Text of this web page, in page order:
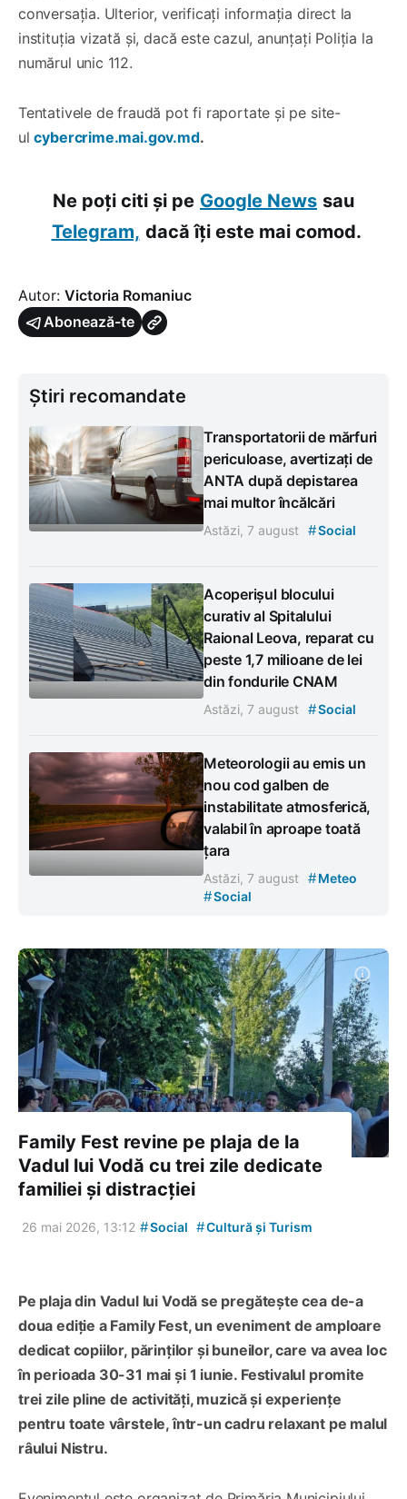
conversația. Ulterior, verificați informația direct la
instituția vizată și, dacă este cazul, anunțați Poliția la
numărul unic 112.
Tentativele de fraudă pot fi raportate și pe site-
ulcybercrime.mai.gov.md.
Ne poți citi și pe Google News sau
Telegram, dacă îți este mai comod.
Autor: Victoria Romaniuc
Abonează-te
Știri recomandate
Transportatorii de mărfuri
periculoase, avertizați de
ANTA după depistarea
mai multor încălcări
Astăzi, 7 august #Social
Acoperișul blocului
curativ al Spitalului
Raional Leova, reparat cu
peste 1,7 milioane de lei
din fondurile CNAM
Astăzi, 7 august #Social
Meteorologii au emis un
nou cod galben de
instabilitate atmosferică,
valabil în aproape toată
țara
Astăzi, 7 august #Meteo
#Social
Family Fest revine pe plaja de la
Vadul lui Vodă cu trei zile dedicate
familiei și distracției
26 mai 2026, 13:12 #Social #Cultură și Turism
Pe plaja din Vadul lui Vodă se pregătește cea de-a
doua ediție a Family Fest, un eveniment de amploare
dedicat copiilor, părinților și buneilor, care va avea loc
în perioada 30-31 mai și 1 iunie. Festivalul promite
trei zile pline de activități, muzică și experiențe
pentru toate vârstele, într-un cadru relaxant pe malul
râului Nistru.